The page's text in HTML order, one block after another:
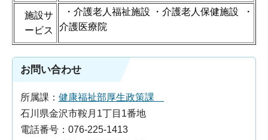
施設サ
ービス
・介護老人福祉施設 ・介護老人保健施設 ・
介護医療院
お問い合わせ
所属課： 健康福祉部厚生政策課
石川県金沢市鞍月1丁目1番地
電話番号：076-225-1413